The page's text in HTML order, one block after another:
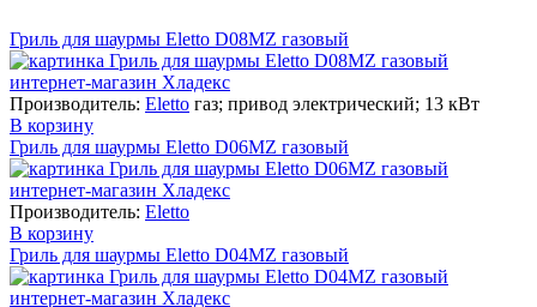
Гриль для шаурмы Eletto D08MZ газовый
Производитель: Eletto газ; привод электрический; 13 кВт
В корзину
Гриль для шаурмы Eletto D06MZ газовый
Производитель: Eletto
В корзину
Гриль для шаурмы Eletto D04MZ газовый